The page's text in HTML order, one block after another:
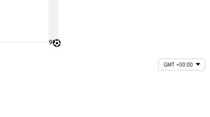
90 '
GMT +00:00